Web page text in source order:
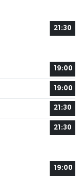
21:30
19:00
19:00
21:30
21:30
19:00